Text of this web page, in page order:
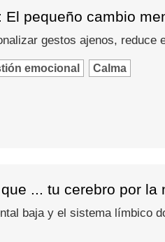
El pequeño cambio
gestos ajenos, reduce
emocional Calma
... tu cerebro por
baja y el sistema límbico